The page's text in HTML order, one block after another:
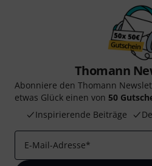
Thomann
Abonniere den Thomann
etwas Glück einen von 50
Inspirierende Beiträge
E-Mail-Adresse*